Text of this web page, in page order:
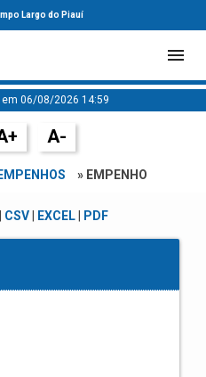
Largo do Piauí
06/08/2026 14:59
A-
EMPENHOS » EMPENHO
CSV| EXCEL| PDF